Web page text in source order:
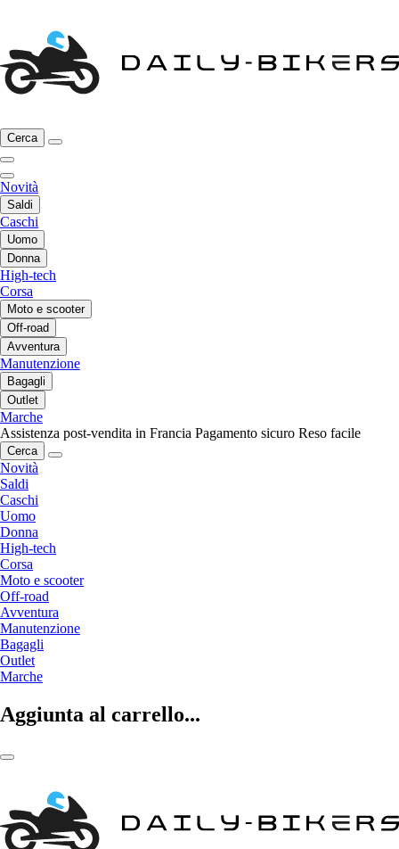
Cerca
Novità
Saldi
Caschi
Uomo
Donna
High-tech
Corsa
Moto e scooter
Off-road
Avventura
Manutenzione
Bagagli
Outlet
Marche
Assistenza post-vendita in Francia Pagamento sicuro Reso facile
Cerca
Novità
Saldi
Caschi
Uomo
Donna
High-tech
Corsa
Moto e scooter
Off-road
Avventura
Manutenzione
Bagagli
Outlet
Marche
Aggiunta al carrello...